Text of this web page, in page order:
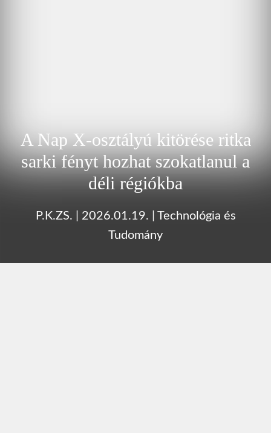
A Nap X-osztályú kitörése ritka
sarki fényt hozhat szokatlanul a
déli régiókba
P.K.ZS. 2026.01.19.
Technológia és
Tudomány